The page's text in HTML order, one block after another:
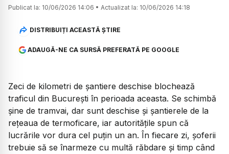
Publicat la: 10/06/2026 14:06 • Actualizat la: 10/06/2026 14:18
DISTRIBUIȚI ACEASTĂ ȘTIRE
ADAUGĂ-NE CA SURSĂ PREFERATĂ PE GOOGLE
Zeci de kilometri de șantiere deschise blochează
traficul din București în perioada aceasta. Se schimbă
șine de tramvai, dar sunt deschise și șantierele de la
rețeaua de termoficare, iar autoritățile spun că
lucrările vor dura cel puțin un an. În fiecare zi, șoferii
trebuie să se înarmeze cu multă răbdare și timp când